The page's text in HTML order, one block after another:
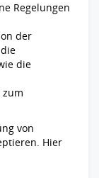
Regelungen
der
die
von
Hier